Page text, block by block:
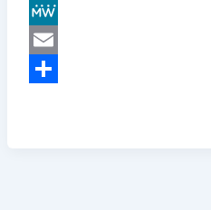
VK
MeWe
Email